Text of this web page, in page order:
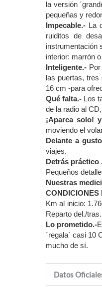
la versión
pequeñas y
Impecable.- La
ruiditos de
instrumentación
interior: marrón
Inteligente.-
las puertas,
16 cm -para
Qué falta.- Los
de la radio al
¡Aparca solo!
moviendo el
Delante a
viajes.
Detrás práctico
Pequeños
Nuestras
CONDICIONES
Km al inicio:
Reparto del./
Lo prometido.-
´regala´ casi 10
mucho de sí.
Datos